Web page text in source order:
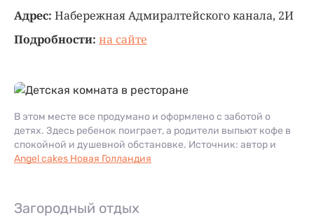
Адрес: Набережная Адмиралтейского канала, 2И
Подробности: на сайте
В этом месте все продумано и оформлено с заботой о
детях. Здесь ребенок поиграет, а родители выпьют кофе в
спокойной и душевной обстановке. Источник: автор и
Angel cakes Новая Голландия
Загородный отдых